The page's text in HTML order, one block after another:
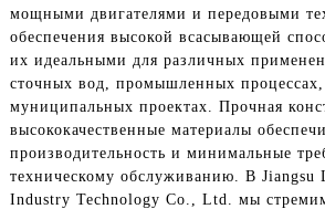
мощными двигателями и передовыми
обеспечения высокой всасывающей
их идеальными для различных
сточных вод, промышленных процессах,
муниципальных проектах. Прочная
высококачественные материалы
производительность и минимальные
техническому обслуживанию. В Jiangsu
Industry Technology Co., Ltd. мы